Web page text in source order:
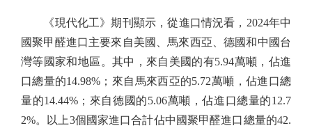
《現代化工》期刊顯示，從進口情況看，2024年中
國聚甲醛進口主要來自美國、馬來西亞、德國和中國台
灣等國家和地區。其中，來自美國的有5.94萬噸，佔進
口總量的14.98%；來自馬來西亞的5.72萬噸，佔進口總
量的14.44%；來自德國的5.06萬噸，佔進口總量的12.7
2%。以上3個國家進口合計佔中國聚甲醛進口總量的42.